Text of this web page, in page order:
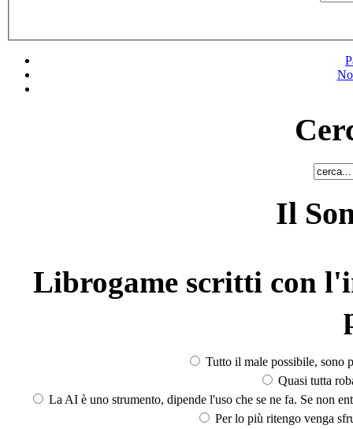
Il
Librogame scritti con
Tutto il male possibile, sono
Quasi tutta
La AI è uno strumento, dipende l'uso che se ne fa. Se non
Per lo più ritengo venga